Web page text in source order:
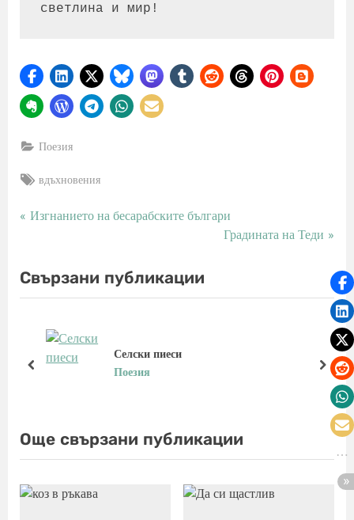
светлина и мир!
Поезия
Tags:
вдъхновения
Навигация
P
v
P
:
Изгнанието на бесарабските българи
N
Градината на Теди
Свързани публикации
Селски пиеси
Поезия
prev next
Още свързани публикации